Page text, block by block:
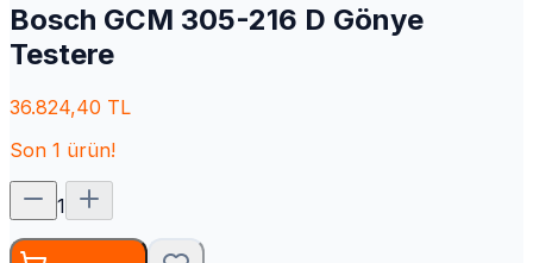
Bosch GCM 305-216 D Gönye
Testere
36.824,40 TL
Son 1 ürün!
1